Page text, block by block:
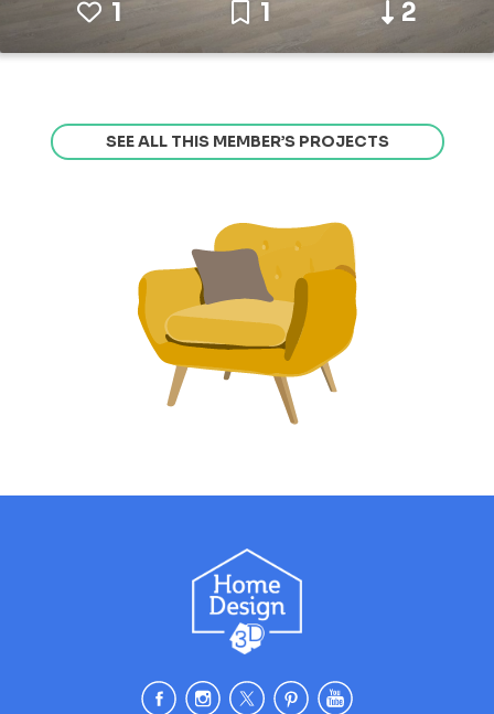
1
1 2
SEE ALL THIS MEMBER’S PROJECTS